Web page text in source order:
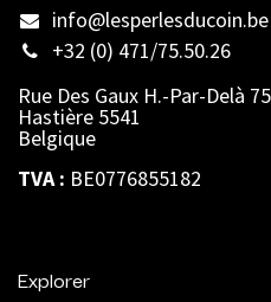
info@lesperlesducoin.be​
+32 (0) 471/75.50.26
Rue Des Gaux H.-Par-Delà 75
Hastière 5541
Belgique
TVA : BE0776855182
Explorer